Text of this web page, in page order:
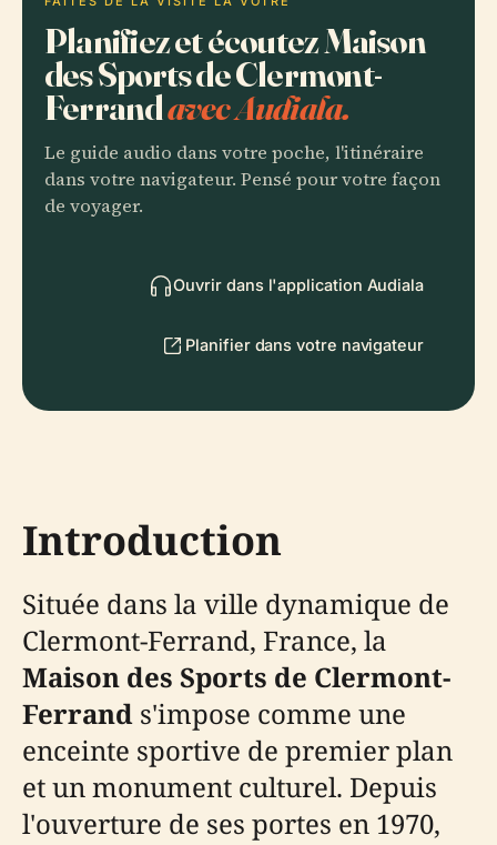
Planifiez et écoutez Maison
des Sports de Clermont-
Ferrandavec Audiala.
Le guide audio dans votre poche, l'itinéraire
dans votre navigateur. Pensé pour votre façon
de voyager.
Ouvrir dans l'application Audiala
Planifier dans votre navigateur
Introduction
Située dans la ville dynamique de
Clermont-Ferrand, France, la
Maison des Sports de Clermont-
Ferrand s'impose comme une
enceinte sportive de premier plan
et un monument culturel. Depuis
l'ouverture de ses portes en 1970,